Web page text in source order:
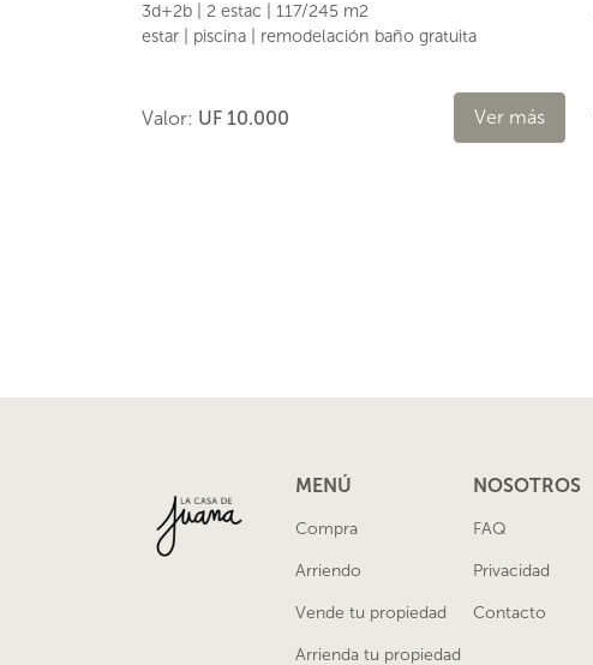
3d+2b | 2 estac | 117/245 m2
estar | piscina | remodelación baño gratuita
Valor: UF 10.000 Ver más
MENÚ
Compra
Arriendo
Vende tu propiedad
Arrienda tu propiedad
NOSOTROS
FAQ
Privacidad
Contacto